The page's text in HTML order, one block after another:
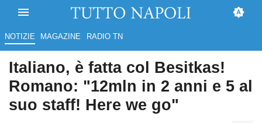
NOTIZIE MAGAZINE RADIO TN
Italiano, è fatta col Besitkas!
Romano: "12mln in 2 anni e 5 al
suo staff! Here we go"